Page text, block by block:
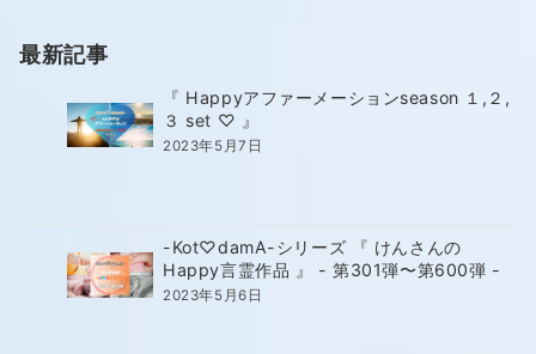
最新記事
『 Happyアファーメーションseason １,２,
３ set ♡ 』
2023年5月7日
-Kot♡damA-シリーズ 『 けんさんの
Happy言霊作品 』 - 第301弾〜第600弾 -
2023年5月6日